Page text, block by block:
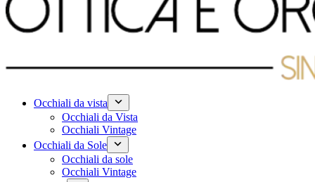
Occhiali da vista
Occhiali da Vista
Occhiali Vintage
Occhiali da Sole
Occhiali da sole
Occhiali Vintage